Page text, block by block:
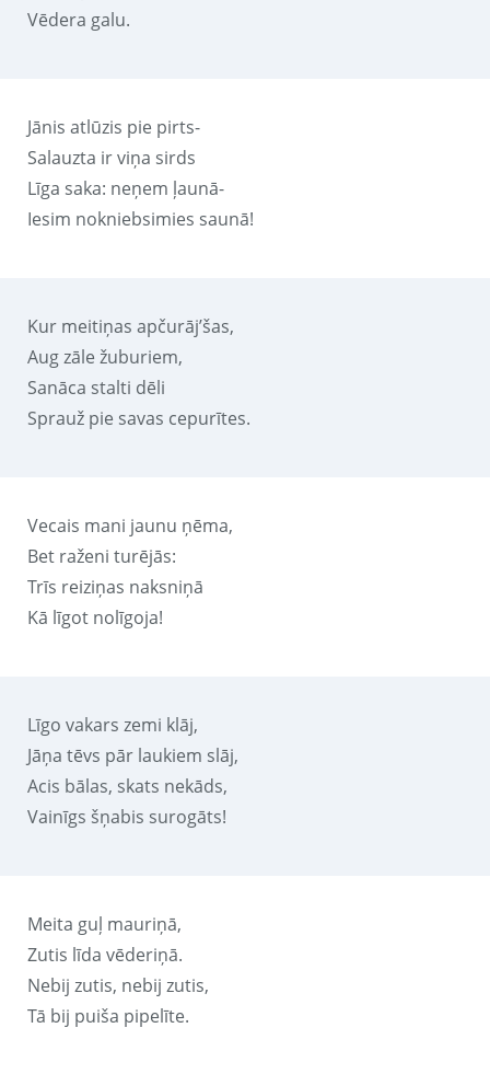
Vēdera galu.
Jānis atlūzis pie pirts-
Salauzta ir viņa sirds
Līga saka: neņem ļaunā-
Iesim nokniebsimies saunā!
Kur meitiņas apčurāj’šas,
Aug zāle žuburiem,
Sanāca stalti dēli
Sprauž pie savas cepurītes.
Vecais mani jaunu ņēma,
Bet raženi turējās:
Trīs reiziņas naksniņā
Kā līgot nolīgoja!
Līgo vakars zemi klāj,
Jāņa tēvs pār laukiem slāj,
Acis bālas, skats nekāds,
Vainīgs šņabis surogāts!
Meita guļ mauriņā,
Zutis līda vēderiņā.
Nebij zutis, nebij zutis,
Tā bij puiša pipelīte.